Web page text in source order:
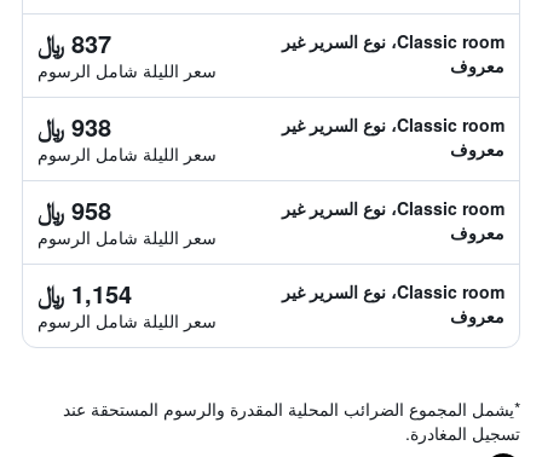
Classic room، نوع السرير غير
معروف
837 ﷼
سعر الليلة شامل الرسوم
Classic room، نوع السرير غير
معروف
938 ﷼
سعر الليلة شامل الرسوم
Classic room، نوع السرير غير
معروف
958 ﷼
سعر الليلة شامل الرسوم
Classic room، نوع السرير غير
معروف
1,154 ﷼
سعر الليلة شامل الرسوم
*يشمل المجموع الضرائب المحلية المقدرة والرسوم المستحقة عند
تسجيل المغادرة.